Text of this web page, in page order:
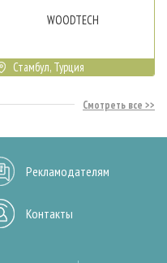
WOODTECH
Стамбул, Турция
Смотреть все
Рекламодателям
Контакты